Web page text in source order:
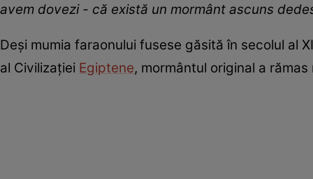
avem dovezi - că există un mormânt ascuns
Deși mumia faraonului fusese găsită în secolul al
al Civilizației Egiptene, mormântul original a